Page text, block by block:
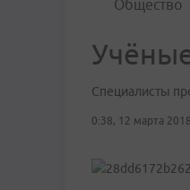
Общество
Специалисты
0:38, 12 марта 2018